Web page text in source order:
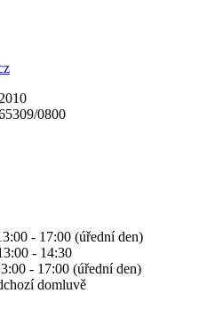
0800
- 17:00 (úřední den)
- 14:30
- 17:00 (úřední den)
domluvě